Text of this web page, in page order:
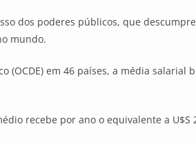
dos poderes públicos, que
mundo.
(OCDE) em 46 países, a média salarial
recebe por ano o equivalente a U$S